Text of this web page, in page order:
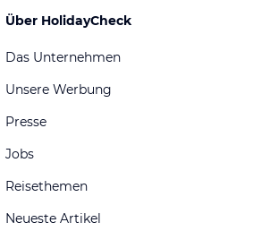
Über HolidayCheck
Das Unternehmen
Unsere Werbung
Presse
Jobs
Reisethemen
Neueste Artikel